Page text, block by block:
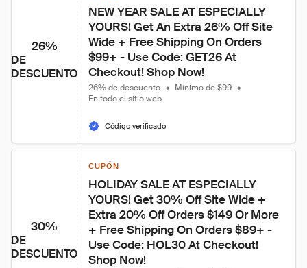
26%
DE
DESCUENTO
NEW YEAR SALE AT ESPECIALLY
YOURS! Get An Extra 26% Off Site
Wide + Free Shipping On Orders
$99+ - Use Code: GET26 At
Checkout! Shop Now!
26% de descuento • Mínimo de $99 •
En todo el sitio web
Código verificado
30%
DE
DESCUENTO
CUPÓN
HOLIDAY SALE AT ESPECIALLY
YOURS! Get 30% Off Site Wide +
Extra 20% Off Orders $149 Or More
+ Free Shipping On Orders $89+ -
Use Code: HOL30 At Checkout!
Shop Now!